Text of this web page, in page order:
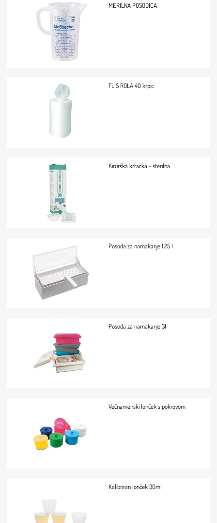
MERILNA POSODICA
FLIS ROLA 40 krpic
Kirurška krtačka - sterilna
Posoda za namakanje 1.25 l
Posoda za namakanje 3l
Večnamenski lonček s pokrovom
Kalibriran lonček 30ml